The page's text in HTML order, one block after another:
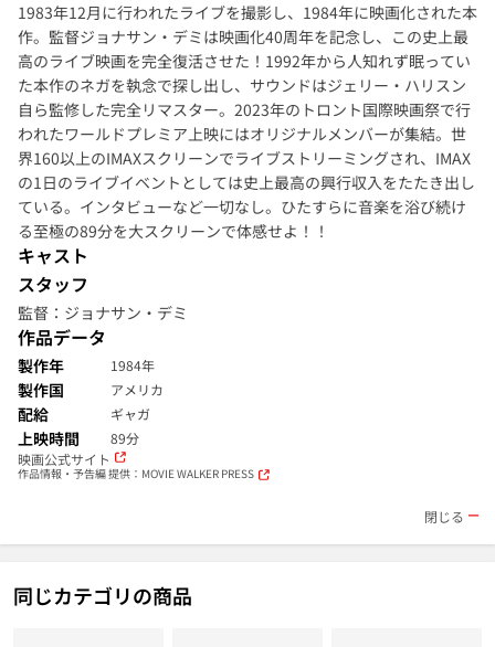
1983年12月に行われたライブを撮影し、1984年に映画化された本
作。監督ジョナサン・デミは映画化40周年を記念し、この史上最
高のライブ映画を完全復活させた！1992年から人知れず眠ってい
た本作のネガを執念で探し出し、サウンドはジェリー・ハリスン
自ら監修した完全リマスター。2023年のトロント国際映画祭で行
われたワールドプレミア上映にはオリジナルメンバーが集結。世
界160以上のIMAXスクリーンでライブストリーミングされ、IMAX
の1日のライブイベントとしては史上最高の興行収入をたたき出し
ている。インタビューなど一切なし。ひたすらに音楽を浴び続け
る至極の89分を大スクリーンで体感せよ！！
キャスト
スタッフ
監督：ジョナサン・デミ
作品データ
製作年 1984年
製作国 アメリカ
配給 ギャガ
上映時間
89分
映画公式サイト
作品情報・予告編 提供：MOVIE WALKER PRESS
閉じる
同じカテゴリの商品